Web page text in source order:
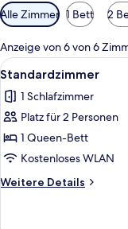
Verfügbare
Filter
für
Zimmer
Alle Zimmer 1 Bett 2
Anzeige von 6 von 6
Alle
Fotos
für
Standardzimmer
anzeigen
8
Standardzimmer
1 Schlafzimmer
Platz für 2 Personen
1 Queen-Bett
Kostenloses WLAN
Weitere Details
Weitere